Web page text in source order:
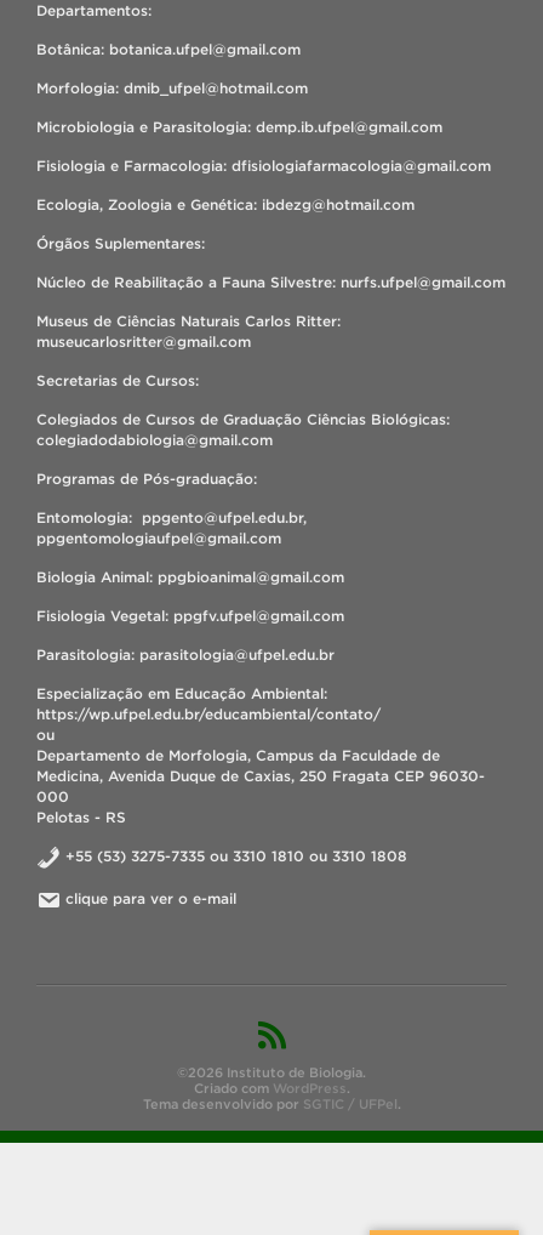
Departamentos:
Botânica: botanica.ufpel@gmail.com
Morfologia: dmib_ufpel@hotmail.com
Microbiologia e Parasitologia: demp.ib.ufpel@gmail.com
Fisiologia e Farmacologia: dfisiologiafarmacologia@gmail.com
Ecologia, Zoologia e Genética: ibdezg@hotmail.com
Órgãos Suplementares:
Núcleo de Reabilitação a Fauna Silvestre: nurfs.ufpel@gmail.com
Museus de Ciências Naturais Carlos Ritter:
museucarlosritter@gmail.com
Secretarias de Cursos:
Colegiados de Cursos de Graduação Ciências Biológicas:
colegiadodabiologia@gmail.com
Programas de Pós-graduação:
Entomologia: ppgento@ufpel.edu.br,
ppgentomologiaufpel@gmail.com
Biologia Animal: ppgbioanimal@gmail.com
Fisiologia Vegetal: ppgfv.ufpel@gmail.com
Parasitologia: parasitologia@ufpel.edu.br
Especialização em Educação Ambiental:
https://wp.ufpel.edu.br/educambiental/contato/
ou
Departamento de Morfologia, Campus da Faculdade de
Medicina, Avenida Duque de Caxias, 250 Fragata CEP 96030-
000
Pelotas - RS
+55 (53) 3275-7335 ou 3310 1810 ou 3310 1808
clique para ver o e-mail
©2026 Instituto de Biologia.
Criado com WordPress.
Tema desenvolvido por SGTIC / UFPel.